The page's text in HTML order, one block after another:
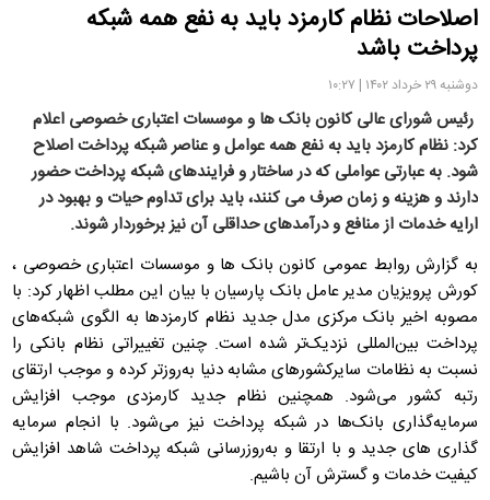
اصلاحات نظام کارمزد باید به نفع همه شبکه
پرداخت باشد
دوشنبه ۲۹ خرداد ۱۴۰۲ | ۱۰:۲۷
رئیس شورای عالی کانون بانک ها و موسسات اعتباری خصوصی اعلام
کرد: نظام کارمزد باید به نفع همه عوامل و عناصر شبکه پرداخت اصلاح
شود. به عبارتی عواملی که در ساختار و فرایندهای شبکه پرداخت حضور
دارند و هزینه و زمان صرف می کنند، باید برای تداوم حیات و بهبود در
ارایه خدمات از منافع و درآمدهای حداقلی آن نیز برخوردار شوند.
به گزارش روابط عمومی کانون بانک ها و موسسات اعتباری خصوصی ،
کورش پرویزیان مدیر عامل بانک پارسیان با بیان این مطلب اظهار کرد: با
مصوبه اخیر بانک مرکزی مدل جدید نظام کارمزدها به الگوی شبکه‌های
پرداخت بین‌المللی نزدیک‌تر شده است. چنین تغییراتی نظام بانکی را
نسبت به نظامات سایرکشورهای مشابه دنیا به‌روزتر کرده و موجب ارتقای
رتبه کشور می‌شود. همچنین نظام جدید کارمزدی موجب افزایش
سرمایه‌گذاری بانک‌ها در شبکه پرداخت نیز می‌شود. با انجام سرمایه
گذاری های جدید و با ارتقا و به‌روزرسانی شبکه پرداخت شاهد افزایش
کیفیت خدمات و گسترش آن باشیم.